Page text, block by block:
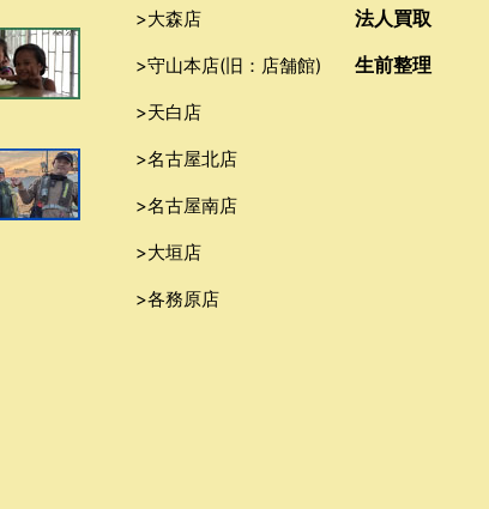
>大森店
>守山本店(旧：店舗館)
>天白店
>名古屋北店
>名古屋南店
>大垣店
>各務原店
法人買取
生前整理